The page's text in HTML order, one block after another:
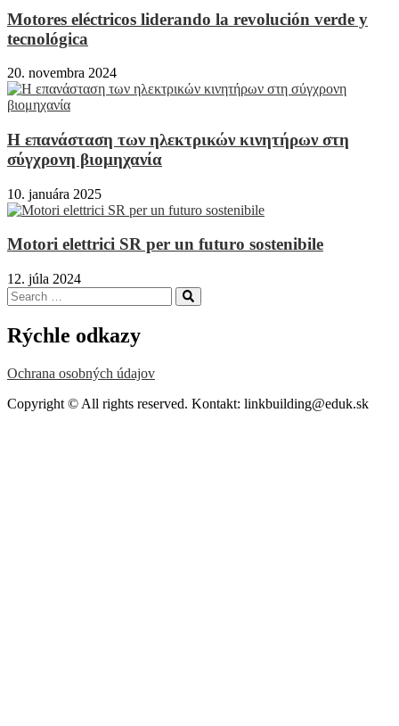
Motores eléctricos liderando la revolución verde y
tecnológica
20. novembra 2024
Η επανάσταση των ηλεκτρικών κινητήρων στη
σύγχρονη βιομηχανία
10. januára 2025
Motori elettrici SR per un futuro sostenibile
12. júla 2024
Search
for:
Search
Rýchle odkazy
Ochrana osobných údajov
Copyright © All rights reserved. Kontakt: linkbuilding@eduk.sk